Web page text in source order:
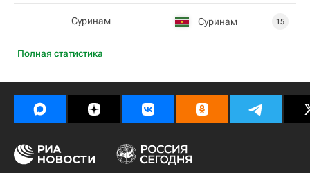
Полная статистика
Суринам Суринам 15